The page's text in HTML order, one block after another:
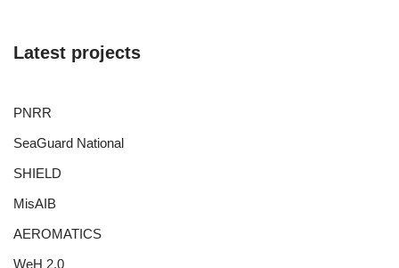
Latest projects
PNRR
SeaGuard National
SHIELD
MisAIB
AEROMATICS
WeH 2.0